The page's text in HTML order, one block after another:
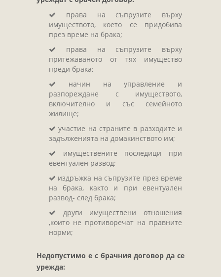
КОНТАКТИ
права на съпрузите върху
имуществото, което се придобива
през време на брака;
права на съпрузите върху
притежаваното от тях имущество
преди брака;
начин на управление и
разпореждане с имуществото,
включително и със семейното
жилище;
участие на страните в разходите и
задълженията на домакинството им;
имуществените последици при
евентуален развод;
издръжка на съпрузите през време
на брака, както и при евентуален
развод- след брака;
други имуществени отношения
,които не противоречат на правните
норми;
Недопустимо е с брачния договор да се
урежда: